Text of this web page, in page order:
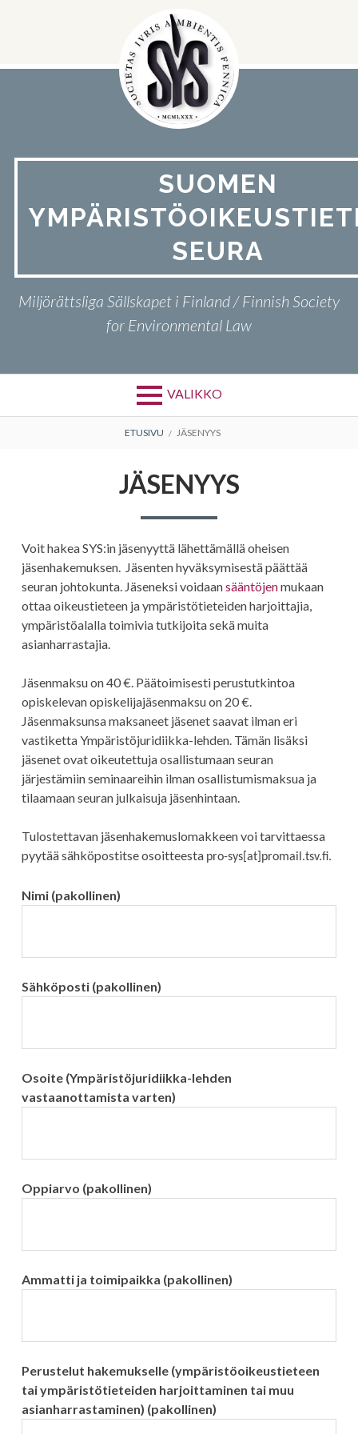
SUOMEN
SEURA
Miljörättsliga Sällskapet i Finland / Finnish Society
for Environmental Law
VALIKKO
MURUPOLKU
ETUSIVU JÄSENYYS
JÄSENYYS
Voit hakea SYS:in jäsenyyttä lähettämällä oheisen
jäsenhakemuksen. Jäsenten hyväksymisestä päättää
seuran johtokunta. Jäseneksi voidaansääntöjenmukaan
ottaa oikeustieteen ja ympäristötieteiden harjoittajia,
ympäristöalalla toimivia tutkijoita sekä muita
asianharrastajia.
Jäsenmaksu on 40 €. Päätoimisesti perustutkintoa
opiskelevan opiskelijajäsenmaksu on 20 €.
Jäsenmaksunsa maksaneet jäsenet saavat ilman eri
vastiketta Ympäristöjuridiikka-lehden. Tämän lisäksi
jäsenet ovat oikeutettuja osallistumaan seuran
järjestämiin seminaareihin ilman osallistumismaksua ja
tilaamaan seuran julkaisuja jäsenhintaan.
Tulostettavan jäsenhakemuslomakkeen voi tarvittaessa
pyytää sähköpostitse osoitteesta pro-sys[at]promail.tsv.fi.
Nimi (pakollinen)
Sähköposti (pakollinen)
Osoite (Ympäristöjuridiikka-lehden
vastaanottamista varten)
Oppiarvo (pakollinen)
Ammatti ja toimipaikka (pakollinen)
Perustelut hakemukselle (ympäristöoikeustieteen
tai ympäristötieteiden harjoittaminen tai muu
asianharrastaminen) (pakollinen)